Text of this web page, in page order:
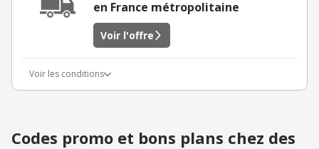
en France métropolitaine
Voir l'offre
Voir les conditions
Codes promo et bons plans chez des